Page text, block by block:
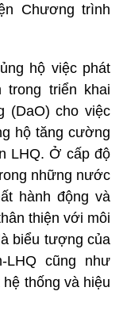
Chương trình
hộ việc phát
trong triển khai
(DaO) cho việc
hộ tăng cường
LHQ. Ở cấp độ
những nước
hành động và
thiện với môi
biểu tượng của
LHQ cũng như
thống và hiệu